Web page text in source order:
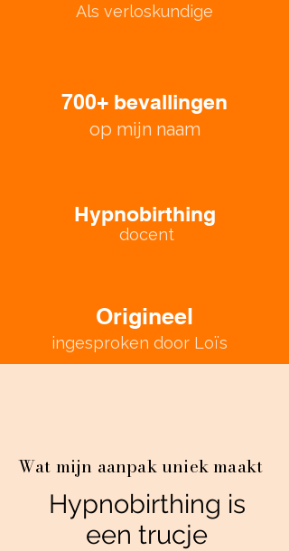
Als verloskundige
700+ bevallingen
op mijn naam
Hypnobirthing
docent
Origineel
ingesproken door Loïs
Wat mijn aanpak uniek maakt
Hypnobirthing is
een trucje